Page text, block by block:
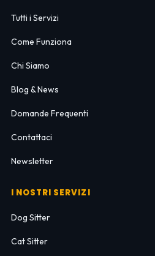
Tutti i Servizi
Come Funziona
Chi Siamo
Blog & News
Domande Frequenti
Contattaci
Newsletter
I NOSTRI SERVIZI
Dog Sitter
Cat Sitter